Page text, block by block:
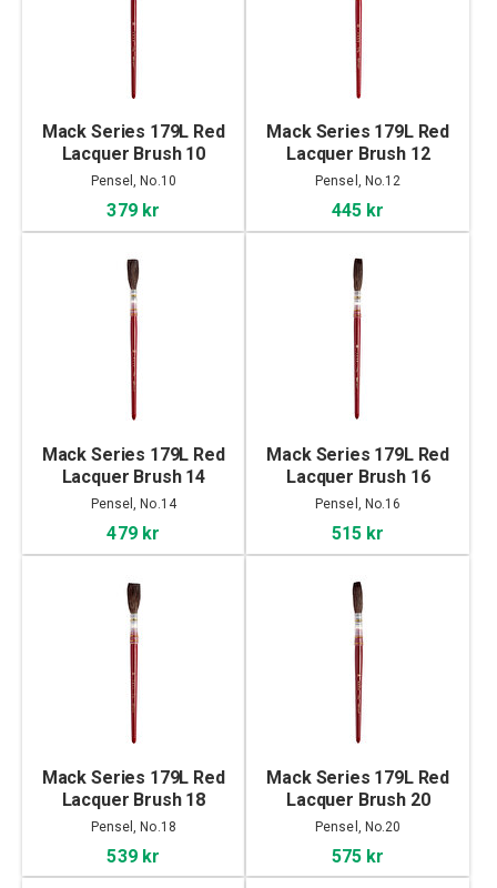
Mack Series 179L Red
Lacquer Brush 10
Pensel, No.10
379 kr
Mack Series 179L Red
Lacquer Brush 12
Pensel, No.12
445 kr
Mack Series 179L Red
Lacquer Brush 14
Pensel, No.14
479 kr
Mack Series 179L Red
Lacquer Brush 16
Pensel, No.16
515 kr
Mack Series 179L Red
Lacquer Brush 18
Pensel, No.18
539 kr
Mack Series 179L Red
Lacquer Brush 20
Pensel, No.20
575 kr